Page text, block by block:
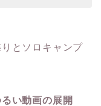
とソロキャンプ
るい動画の展開